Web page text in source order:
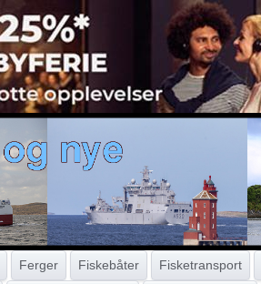
Ferger Fiskebåter Fisketransport